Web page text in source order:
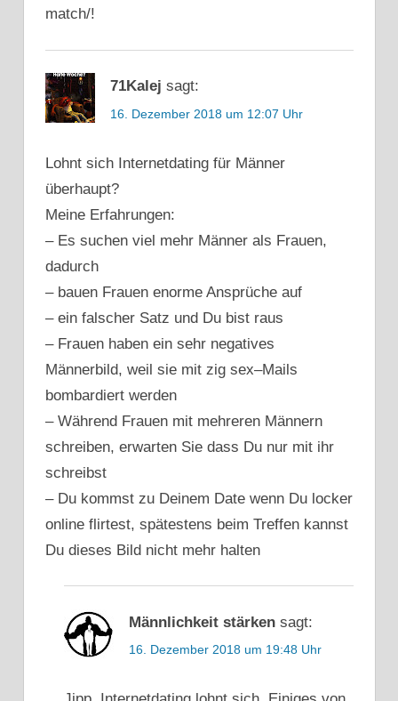
match/!
71Kalej sagt:
16. Dezember 2018 um 12:07 Uhr
Lohnt sich Internetdating für Männer
überhaupt?
Meine Erfahrungen:
– Es suchen viel mehr Männer als Frauen,
dadurch
– bauen Frauen enorme Ansprüche auf
– ein falscher Satz und Du bist raus
– Frauen haben ein sehr negatives
Männerbild, weil sie mit zig sex–Mails
bombardiert werden
– Während Frauen mit mehreren Männern
schreiben, erwarten Sie dass Du nur mit ihr
schreibst
– Du kommst zu Deinem Date wenn Du locker
online flirtest, spätestens beim Treffen kannst
Du dieses Bild nicht mehr halten
Männlichkeit stärken sagt:
16. Dezember 2018 um 19:48 Uhr